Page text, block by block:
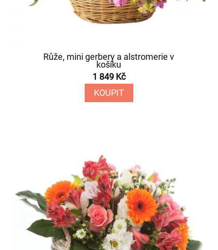
Růže, mini gerbery a alstromerie v
košíku
1 849 Kč
KOUPIT